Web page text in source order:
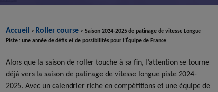
Accueil > Roller course > Saison 2024-2025 de patinage de vitesse Longue
Piste : une année de défis et de possibilités pour l’Équipe de France
Alors que la saison de roller touche à sa fin, l’attention se tourne
déjà vers la saison de patinage de vitesse longue piste 2024-
2025. Avec un calendrier riche en compétitions et une équipe de